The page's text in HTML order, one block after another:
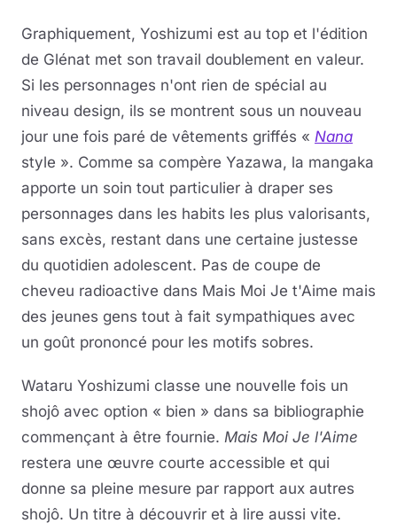
Graphiquement, Yoshizumi est au top et l'édition
de Glénat met son travail doublement en valeur.
Si les personnages n'ont rien de spécial au
niveau design, ils se montrent sous un nouveau
jour une fois paré de vêtements griffés « Nana
style ». Comme sa compère Yazawa, la mangaka
apporte un soin tout particulier à draper ses
personnages dans les habits les plus valorisants,
sans excès, restant dans une certaine justesse
du quotidien adolescent. Pas de coupe de
cheveu radioactive dans Mais Moi Je t'Aime mais
des jeunes gens tout à fait sympathiques avec
un goût prononcé pour les motifs sobres.
Wataru Yoshizumi classe une nouvelle fois un
shojô avec option « bien » dans sa bibliographie
commençant à être fournie. Mais Moi Je l'Aime
restera une œuvre courte accessible et qui
donne sa pleine mesure par rapport aux autres
shojô. Un titre à découvrir et à lire aussi vite.